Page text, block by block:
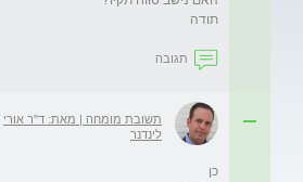
תודה
תגובה
תשובת מומחה | מאת: ד"ר אורי
לינדנר
כן